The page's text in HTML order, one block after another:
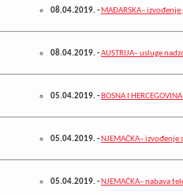
08.04.2019.- MAĐARSKA–
08.04.2019.-AUSTRIJA– usluge
05.04.2019.- BOSNA I
05.04.2019.- NJEMAČKA–
05.04.2019.- NJEMAČKA– nabava